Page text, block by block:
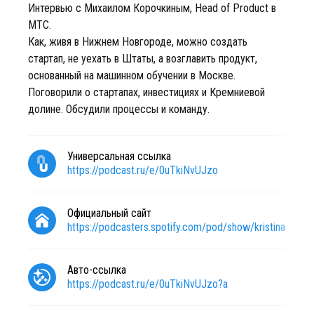
Интервью с Михаилом Корочкиным, Head of Product в
МТС.
Как, живя в Нижнем Новгороде, можно создать
стартап, не уехать в Штаты, а возглавить продукт,
основанный на машинном обучении в Москве.
Поговорили о стартапах, инвестициях и Кремниевой
долине. Обсудили процессы и команду.
Универсальная ссылка
https://podcast.ru/e/0uTkiNvUJzo
Официальный сайт
https://podcasters.spotify.com/pod/show/kristina-
Авто-ссылка
https://podcast.ru/e/0uTkiNvUJzo?a